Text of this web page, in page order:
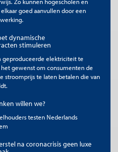
voeren zullen misschien
moet bepalen
zich bewegen. Dat klopt in
ook de basis onder de
en geponeerd door
– marktdenkers als
ontwikkeling is echter
geld en duurzame doelen.
een ondersteunende rol.
voor duurzame ondernemingen”,
mogen zonder toestemming
Me Judiceen, indien
goed aanvullen door een
dynamische
stimuleren
geproduceerde elektriciteit te
gewenst om consumenten de
stroomprijs te laten betalen die van
willen we?
testen Nederlands
na coronacrisis geen luxe